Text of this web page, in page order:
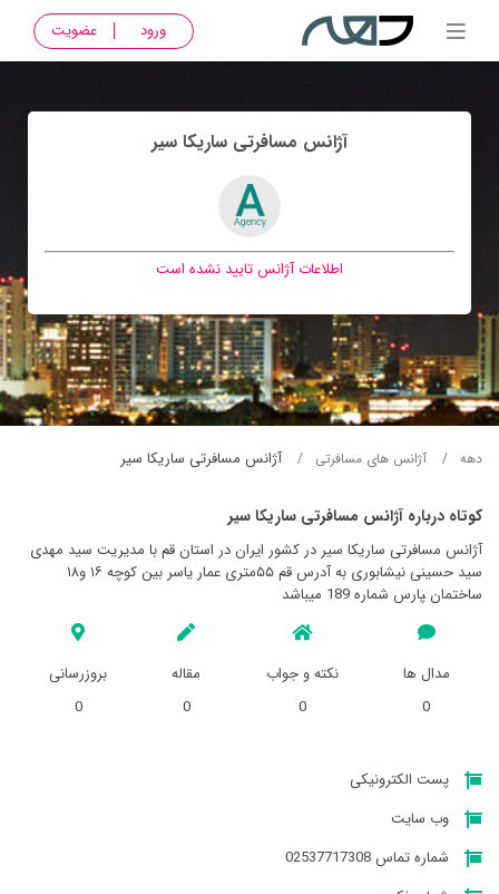
ورود عضویت
آژانس مسافرتی ساريکا سير
اطلاعات آژانس تایید نشده است
دهه آژانس های مسافرتی آژانس مسافرتی ساريکا سير
کوتاه درباره آژانس مسافرتی ساريکا سير
آژانس مسافرتی ساريکا سير در کشور ایران در استان قم با مدیریت سید مهدی
سید حسینی نیشابوری به آدرس قم ۵۵متری عمار یاسر بین کوچه ۱۶ و۱۸
ساختمان ‍‍‍‍‍‍‍‍‍‍‍پارس شماره 189 میباشد
مدال ها
0
نکته و جواب
0
مقاله
0
بروزرسانی
0
پست الکترونیکی
وب سایت
شماره تماس 02537717308